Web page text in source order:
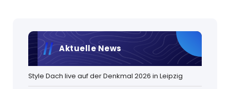
Aktuelle News
Style Dach live auf der Denkmal 2026 in Leipzig